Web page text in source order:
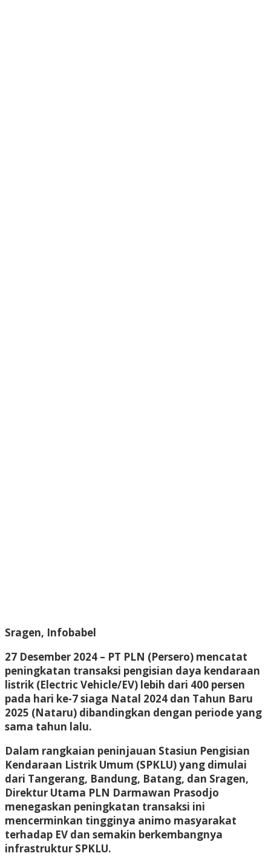
Sragen, Infobabel
27 Desember 2024 – PT PLN (Persero) mencatat
peningkatan transaksi pengisian daya kendaraan
listrik (Electric Vehicle/EV) lebih dari 400 persen
pada hari ke-7 siaga Natal 2024 dan Tahun Baru
2025 (Nataru) dibandingkan dengan periode yang
sama tahun lalu.
Dalam rangkaian peninjauan Stasiun Pengisian
Kendaraan Listrik Umum (SPKLU) yang dimulai
dari Tangerang, Bandung, Batang, dan Sragen,
Direktur Utama PLN Darmawan Prasodjo
menegaskan peningkatan transaksi ini
mencerminkan tingginya animo masyarakat
terhadap EV dan semakin berkembangnya
infrastruktur SPKLU.